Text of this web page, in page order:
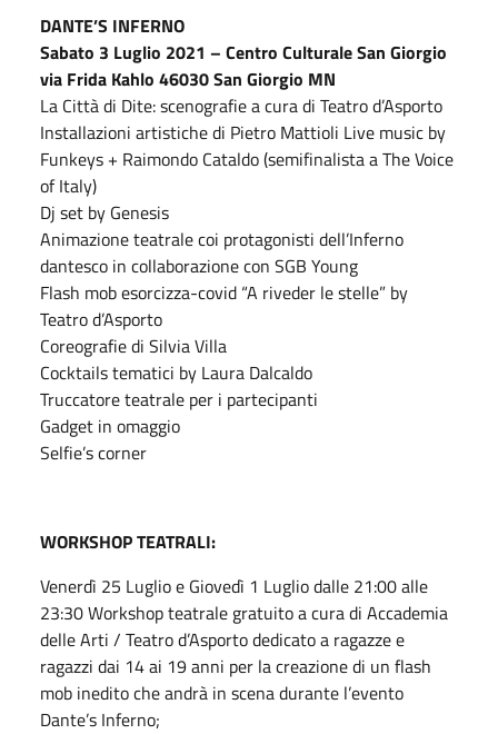
DANTE’S INFERNO
Sabato 3 Luglio 2021 – Centro Culturale San Giorgio
via Frida Kahlo 46030 San Giorgio MN
La Città di Dite: scenografie a cura di Teatro d’Asporto
Installazioni artistiche di Pietro Mattioli Live music by
Funkeys + Raimondo Cataldo (semifinalista a The Voice
of Italy)
Dj set by Genesis
Animazione teatrale coi protagonisti dell’Inferno
dantesco in collaborazione con SGB Young
Flash mob esorcizza-covid “A riveder le stelle” by
Teatro d’Asporto
Coreografie di Silvia Villa
Cocktails tematici by Laura Dalcaldo
Truccatore teatrale per i partecipanti
Gadget in omaggio
Selfie’s corner
WORKSHOP TEATRALI:
Venerdì 25 Luglio e Giovedì 1 Luglio dalle 21:00 alle
23:30 Workshop teatrale gratuito a cura di Accademia
delle Arti / Teatro d’Asporto dedicato a ragazze e
ragazzi dai 14 ai 19 anni per la creazione di un flash
mob inedito che andrà in scena durante l’evento
Dante’s Inferno;